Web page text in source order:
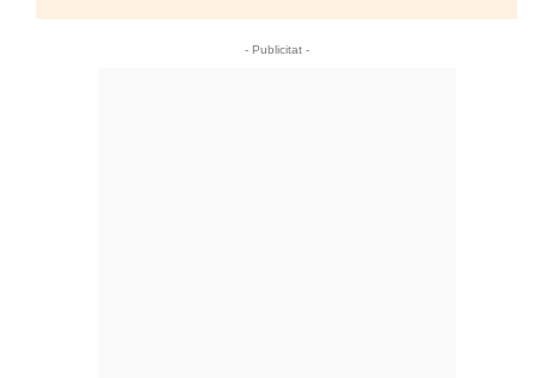
- Publicitat -